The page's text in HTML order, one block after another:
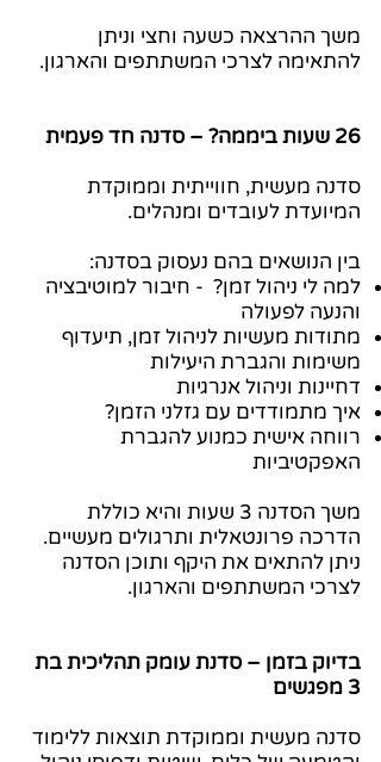
משך ההרצאה כשעה וחצי וניתן
להתאימה לצרכי המשתתפים והארגון.
26 שעות ביממה? – סדנה חד פעמית
סדנה מעשית, חווייתית וממוקדת
המיועדת לעובדים ומנהלים.
בין הנושאים בהם נעסוק בסדנה:
למה לי ניהול זמן? - חיבור למוטיבציה
והנעה לפעולה
מתודות מעשיות לניהול זמן, תיעדוף
משימות והגברת היעילות
דחיינות וניהול אנרגיות
איך מתמודדים עם גזלני הזמן?
רווחה אישית כמנוע להגברת
האפקטיביות
משך הסדנה 3 שעות והיא כוללת
הדרכה פרונטאלית ותרגולים מעשיים.
ניתן להתאים את היקף ותוכן הסדנה
לצרכי המשתתפים והארגון.
בדיוק בזמן – סדנת עומק תהליכית בת
3 מפגשים
סדנה מעשית וממוקדת תוצאות ללימוד